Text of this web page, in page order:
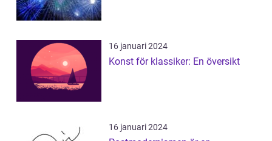
16 januari 2024
Konst för klassiker: En översikt
16 januari 2024